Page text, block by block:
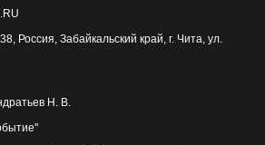
, Россия, Забайкальский край, г. Чита ул.
Н. В.